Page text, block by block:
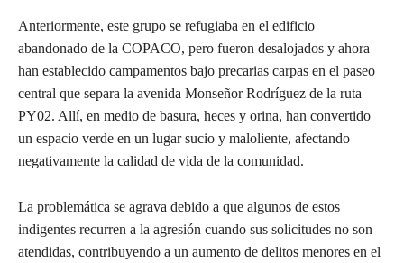
Anteriormente, este grupo se refugiaba en el edificio
abandonado de la COPACO, pero fueron desalojados y ahora
han establecido campamentos bajo precarias carpas en el paseo
central que separa la avenida Monseñor Rodríguez de la ruta
PY02. Allí, en medio de basura, heces y orina, han convertido
un espacio verde en un lugar sucio y maloliente, afectando
negativamente la calidad de vida de la comunidad.
La problemática se agrava debido a que algunos de estos
indigentes recurren a la agresión cuando sus solicitudes no son
atendidas, contribuyendo a un aumento de delitos menores en el